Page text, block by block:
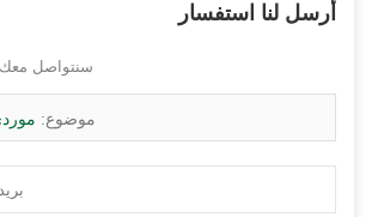
أرسل لنا استفسار
سنتواصل
موضوع: